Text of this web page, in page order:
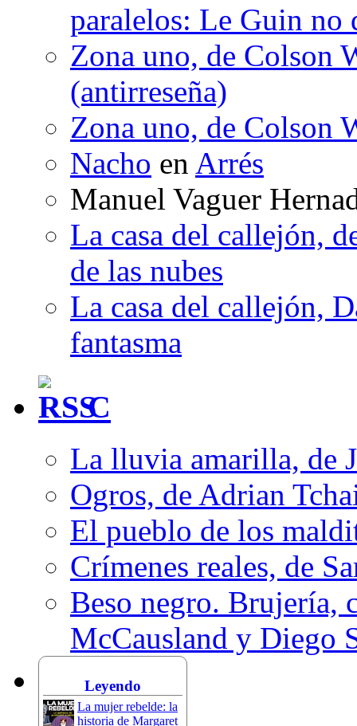
paralelos: Le Guin no
Zona uno, de Colson
(antirreseña)
Zona uno, de Colson
Nacho en Arrés
Manuel Vaguer
La casa del callejón,
de las nubes
La casa del callejón,
fantasma
C
La lluvia amarilla, de
Ogros, de Adrian
El pueblo de los
Crímenes reales, de
Beso negro. Brujería,
McCausland y Diego
Leyendo
La mujer rebelde: la
historia de Margaret